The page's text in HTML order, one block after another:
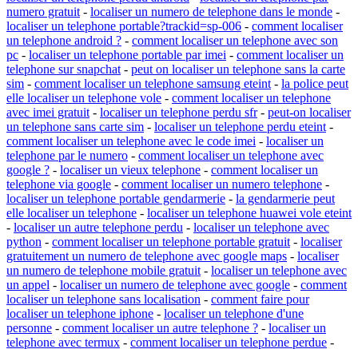
numero gratuit - localiser un numero de telephone dans le monde -
localiser un telephone portable?trackid=sp-006 - comment localiser
un telephone android ? - comment localiser un telephone avec son
pc - localiser un telephone portable par imei - comment localiser un
telephone sur snapchat - peut on localiser un telephone sans la carte
sim - comment localiser un telephone samsung eteint - la police peut
elle localiser un telephone vole - comment localiser un telephone
avec imei gratuit - localiser un telephone perdu sfr- peut-on localiser
un telephone sans carte sim - localiser un telephone perdu eteint -
comment localiser un telephone avec le code imei - localiser un
telephone par le numero - comment localiser un telephone avec
google ? - localiser un vieux telephone - comment localiser un
telephone via google - comment localiser un numero telephone -
localiser un telephone portable gendarmerie - la gendarmerie peut
elle localiser un telephone - localiser un telephone huawei vole eteint
- localiser un autre telephone perdu - localiser un telephone avec
python - comment localiser un telephone portable gratuit - localiser
gratuitement un numero de telephone avec google maps - localiser
un numero de telephone mobile gratuit - localiser un telephone avec
un appel - localiser un numero de telephone avec google - comment
localiser un telephone sans localisation - comment faire pour
localiser un telephone iphone - localiser un telephone d'une
personne - comment localiser un autre telephone ? - localiser un
telephone avec termux - comment localiser un telephone perdue -